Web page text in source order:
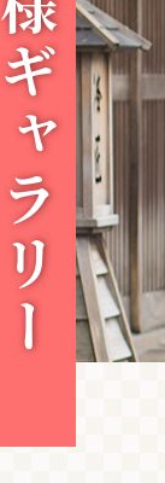
お客様ギャラリー